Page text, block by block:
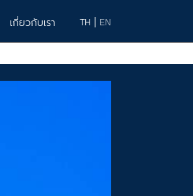
เกี่ยวกับเรา TH EN